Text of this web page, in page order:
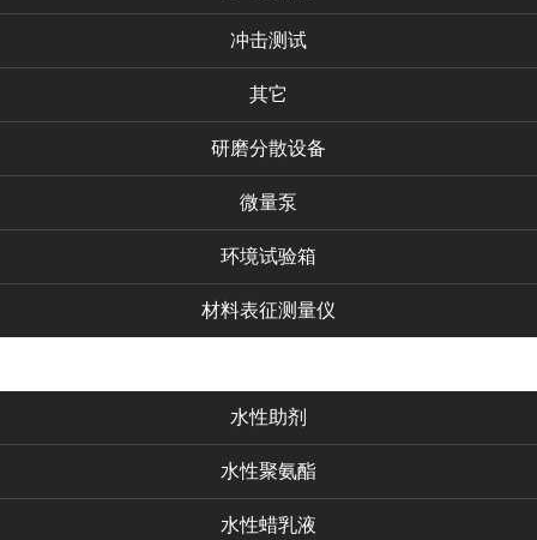
冲击测试
其它
研磨分散设备
微量泵
环境试验箱
材料表征测量仪
水性助剂
水性聚氨酯
水性蜡乳液